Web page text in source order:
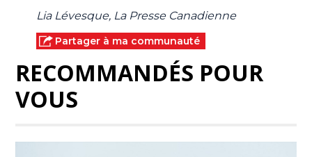
Lia Lévesque, La Presse Canadienne
Partager à ma communauté
RECOMMANDÉS POUR
VOUS